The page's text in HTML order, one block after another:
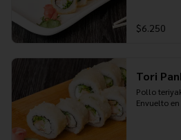
$6.250
Tori
Pollo
Envuelto